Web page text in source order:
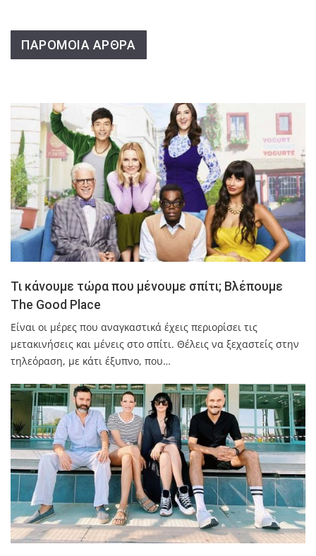
ΠΑΡΟΜΟΙΑ ΑΡΘΡΑ
Τι κάνουμε τώρα που μένουμε σπίτι; Βλέπουμε
The Good Place
Είναι οι μέρες που αναγκαστικά έχεις περιορίσει τις
μετακινήσεις και μένεις στο σπίτι. Θέλεις να ξεχαστείς στην
τηλεόραση, με κάτι έξυπνο, που…